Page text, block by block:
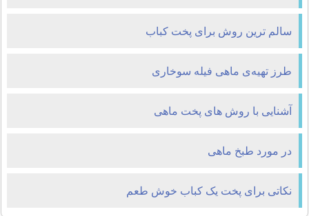
سالم‌ ترین روش برای پخت کباب
طرز تهیه‌ی ماهی فیله سوخاری
آشنایی با روش های پخت ماهی
در مورد طبخ ماهی
نکاتی برای پخت یک کباب خوش طعم